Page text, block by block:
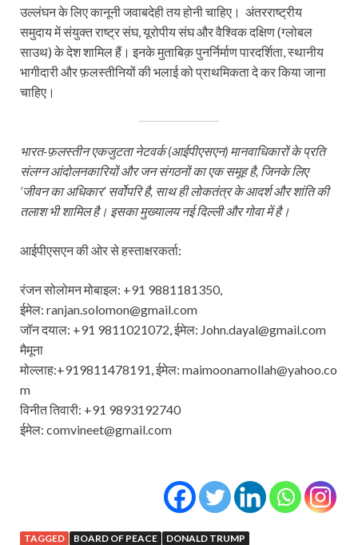
उल्लंघन के लिए कानूनी जवाबदेही तय होनी चाहिए। अंतरराष्ट्रीय
समुदाय में संयुक्त राष्ट्र संघ, यूरोपीय संघ और वैश्विक दक्षिण (ग्लोबल
साउथ) के देश शामिल हैं। इनके मुताबिक़ पुनर्निर्माण पारदर्शिता, स्थानीय
भागीदारी और फ़लस्तीनियों की भलाई को प्राथमिकता दे कर किया जाना
चाहिए।
भारत-फ़लस्तीन एकजुटता नेटवर्क (आईपीएसएन) मानवाधिकारों के प्रति
संलग्न आंदोलनकारियों और जन संगठनों का एक समूह है, जिनके लिए
‘जीवन का अधिकार’ सर्वोपरि है, साथ ही लोकतंत्र के आदर्श और शांति की
तलाश भी शामिल है। इसका मुख्यालय नई दिल्ली और गोवा में है।
आईपीएसएन की ओर से हस्ताक्षरकर्ता:
रंजन सोलोमन मोबाइल: +91 9881181350,
ईमेल: ranjan.solomon@gmail.com
जॉन दयाल: +91 9811021072, ईमेल: John.dayal@gmail.com
मैमूना
मोल्लाह:+919811478191, ईमेल: maimoonamollah@yahoo.co
m
विनीत तिवारी: +91 9893192740
ईमेल: comvineet@gmail.com
TAGGED BOARD OF PEACE
DONALD TRUMP